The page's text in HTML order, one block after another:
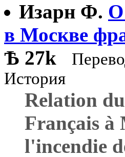
Изарн Ф. О
в Москве
Ѣ 27k
История
Relation
Français à
l'incendie